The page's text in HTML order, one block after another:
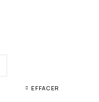
EFFACER